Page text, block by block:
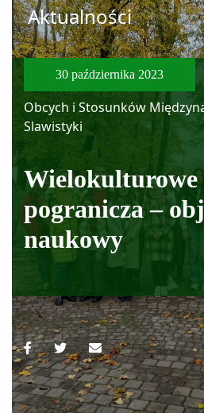
Aktualności
30 października 2023
Obcych i Stosunków
Slawistyki
Wielokulturowe
pogranicza –
naukowy